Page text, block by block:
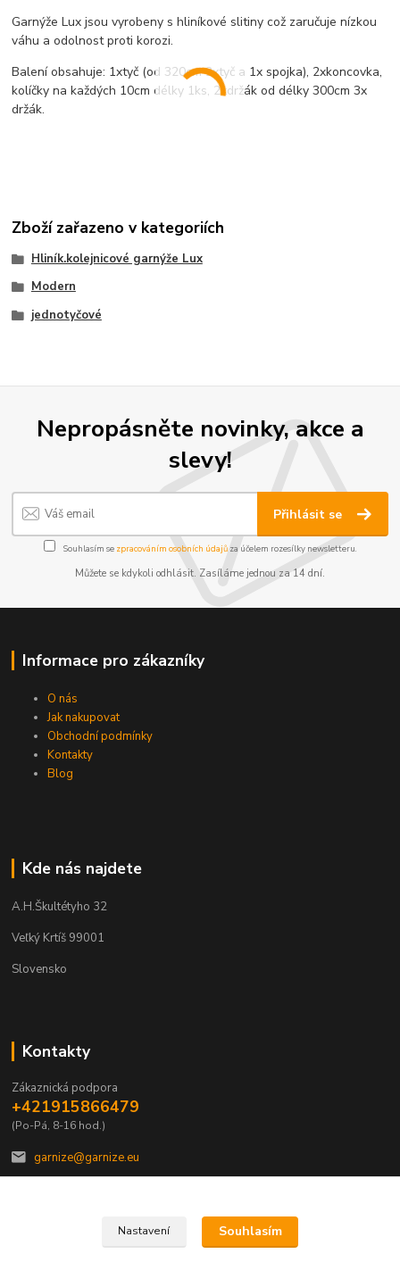
Garnýže Lux jsou vyrobeny s hliníkové slitiny což zaručuje nízkou
váhu a odolnost proti korozi.
Balení obsahuje: 1xtyč (od 320cm 2xtyč a 1x spojka), 2xkoncovka,
kolíčky na každých 10cm délky 1ks, 2xdržák od délky 300cm 3x
držák.
Zboží zařazeno v kategoriích
Hliník.kolejnicové garnýže Lux
Modern
jednotyčové
Nepropásněte novinky, akce a
slevy!
Přihlásit se
Souhlasím se zpracováním osobních údajůza účelem rozesílky newsletteru.
Můžete se kdykoli odhlásit. Zasíláme jednou za 14 dní.
Informace pro zákazníky
O nás
Jak nakupovat
Obchodní podmínky
Kontakty
Blog
Kde nás najdete
A.H.Škultétyho 32
Veľký Krtíš 99001
Slovensko
Kontakty
Zákaznická podpora
+421915866479
(Po-Pá, 8-16 hod.)
garnize@garnize.eu
Nastavení Souhlasím